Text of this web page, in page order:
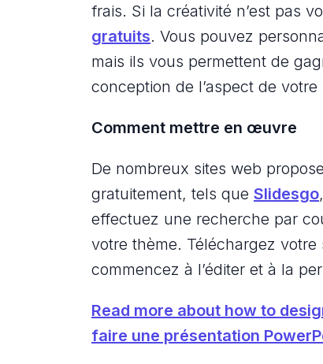
frais. Si la créativité n’est pas
gratuits. Vous pouvez
mais ils vous permettent de
conception de l’aspect de votre
Comment mettre en œuvre
De nombreux sites web
gratuitement, tels que Slidesgo,
effectuez une recherche par
votre thème. Téléchargez
commencez à l’éditer et à la
Read more about how to
faire une présentation